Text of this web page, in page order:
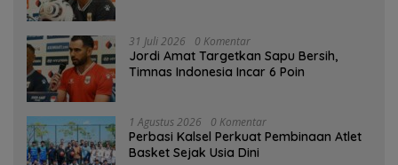
31 Juli 2026 0 Komentar
Jordi Amat Targetkan Sapu Bersih,
Timnas Indonesia Incar 6 Poin
1 Agustus 2026 0 Komentar
Perbasi Kalsel Perkuat Pembinaan Atlet
Basket Sejak Usia Dini